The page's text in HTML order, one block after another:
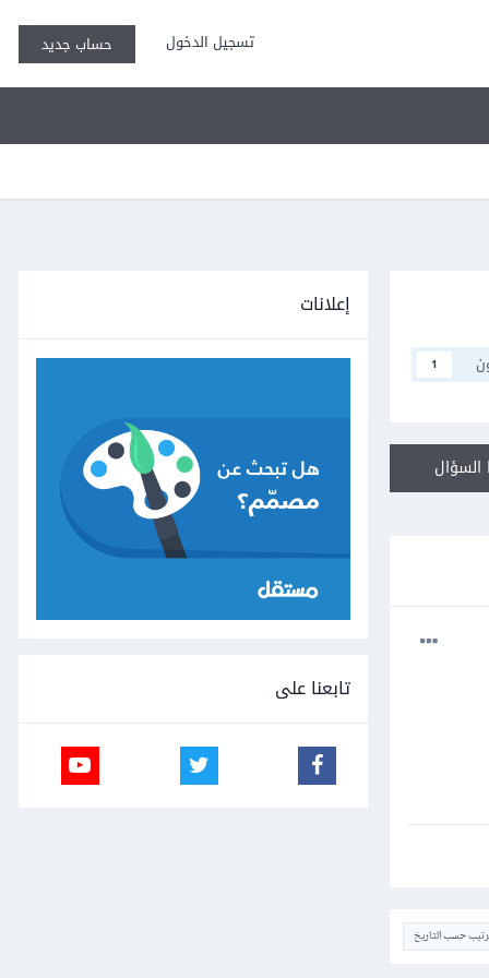
تسجيل الدخول حساب جديد
1
حسب التاريخ
إعلانات
تابعنا على